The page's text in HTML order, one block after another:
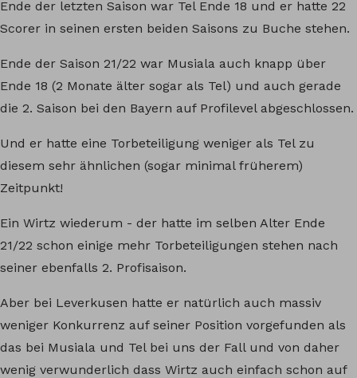
Ende der letzten Saison war Tel Ende 18 und er hatte 22
Scorer in seinen ersten beiden Saisons zu Buche stehen.
Ende der Saison 21/22 war Musiala auch knapp über
Ende 18 (2 Monate älter sogar als Tel) und auch gerade
die 2. Saison bei den Bayern auf Profilevel abgeschlossen.
Und er hatte eine Torbeteiligung weniger als Tel zu
diesem sehr ähnlichen (sogar minimal früherem)
Zeitpunkt!
Ein Wirtz wiederum - der hatte im selben Alter Ende
21/22 schon einige mehr Torbeteiligungen stehen nach
seiner ebenfalls 2. Profisaison.
Aber bei Leverkusen hatte er natürlich auch massiv
weniger Konkurrenz auf seiner Position vorgefunden als
das bei Musiala und Tel bei uns der Fall und von daher
wenig verwunderlich dass Wirtz auch einfach schon auf